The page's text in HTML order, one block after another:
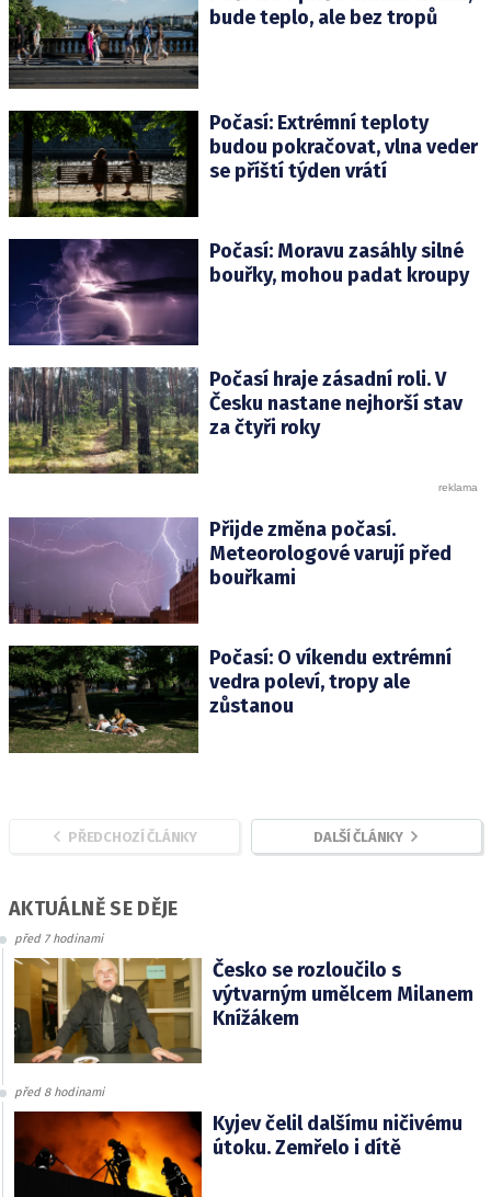
bude teplo, ale bez tropů
Počasí: Extrémní teploty
budou pokračovat, vlna veder
se příští týden vrátí
Počasí: Moravu zasáhly silné
bouřky, mohou padat kroupy
Počasí hraje zásadní roli. V
Česku nastane nejhorší stav
za čtyři roky
Přijde změna počasí.
Meteorologové varují před
bouřkami
Počasí: O víkendu extrémní
vedra poleví, tropy ale
zůstanou
PŘEDCHOZÍ ČLÁNKY DALŠÍ ČLÁNKY
AKTUÁLNĚ SE DĚJE
před 7 hodinami
Česko se rozloučilo s
výtvarným umělcem Milanem
Knížákem
před 8 hodinami
Kyjev čelil dalšímu ničivému
útoku. Zemřelo i dítě